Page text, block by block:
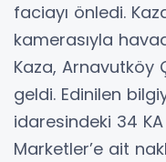
faciayı önledi.
kamerasıyla
Kaza, Arnavutköy
geldi. Edinilen
idaresindeki 34
Marketler’e ait